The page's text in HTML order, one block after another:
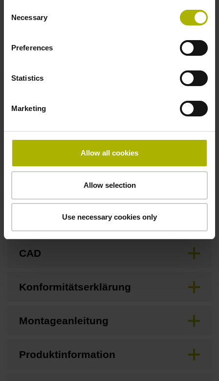
Selection
Necessary
Preferences
Statistics
Marketing
Allow all cookies
Allow selection
Use necessary cookies only
Elektrischer Anschluss
Downloads / CAD / Montage
Anschlussmaße
Betriebsanleitung
CAD
Konformitätserklärung
Montageanleitung
Produktinformation